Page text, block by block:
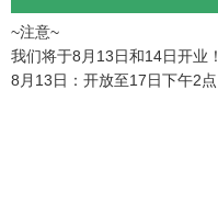
~注意~
我们将于8月13日和14日开业！
8月13日：开放至17日下午2点